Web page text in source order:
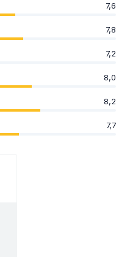
7,6
7,8
7,2
8,0
8,2
7,7